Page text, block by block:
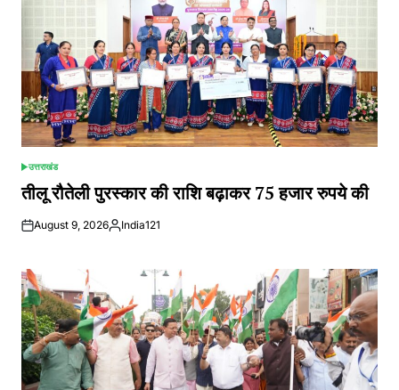
POSTED
IN
उत्तराखंड
तीलू रौतेली पुरस्कार की राशि बढ़ाकर 75 हजार रुपये की
August 9, 2026Posted
India121